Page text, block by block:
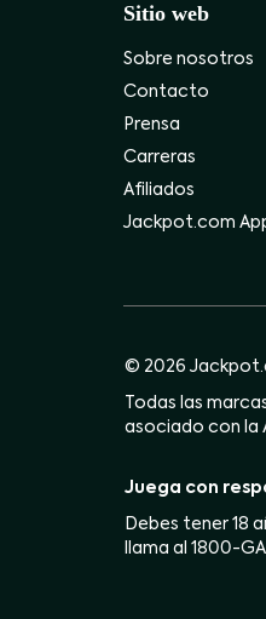
Sitio web
Sobre nosotros
Contacto
Prensa
Carreras
Afiliados
Jackpot.com
© 2026
Todas las
asociado con la
Juega con
Debes tener 18
llama al 1800-